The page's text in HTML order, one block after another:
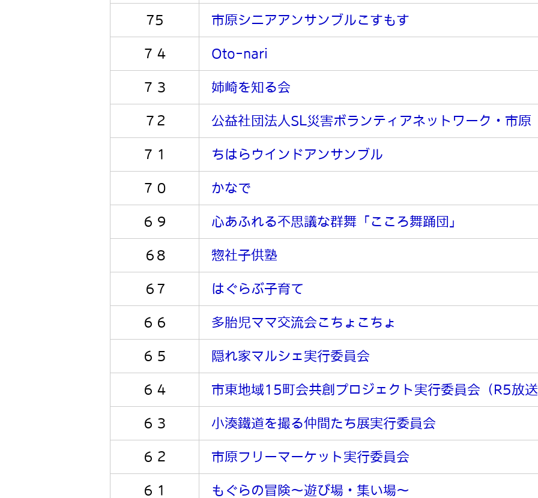
75 市原シニアアンサンブルこすもす
７４ Oto-nari
７３ 姉崎を知る会
７2 公益社団法人SL災害ボランティアネットワーク・市原
７１ ちはらウインドアンサンブル
７０ かなで
６９ 心あふれる不思議な群舞「こころ舞踊団」
６8 惣社子供塾
６7 はぐらぶ子育て
６６ 多胎児ママ交流会こちょこちょ
６５ 隠れ家マルシェ実行委員会
６４ 市東地域15町会共創プロジェクト実行委員会（R5放
６３ 小湊鐵道を撮る仲間たち展実行委員会
６２ 市原フリーマーケット実行委員会
６１ もぐらの冒険～遊び場・集い場～